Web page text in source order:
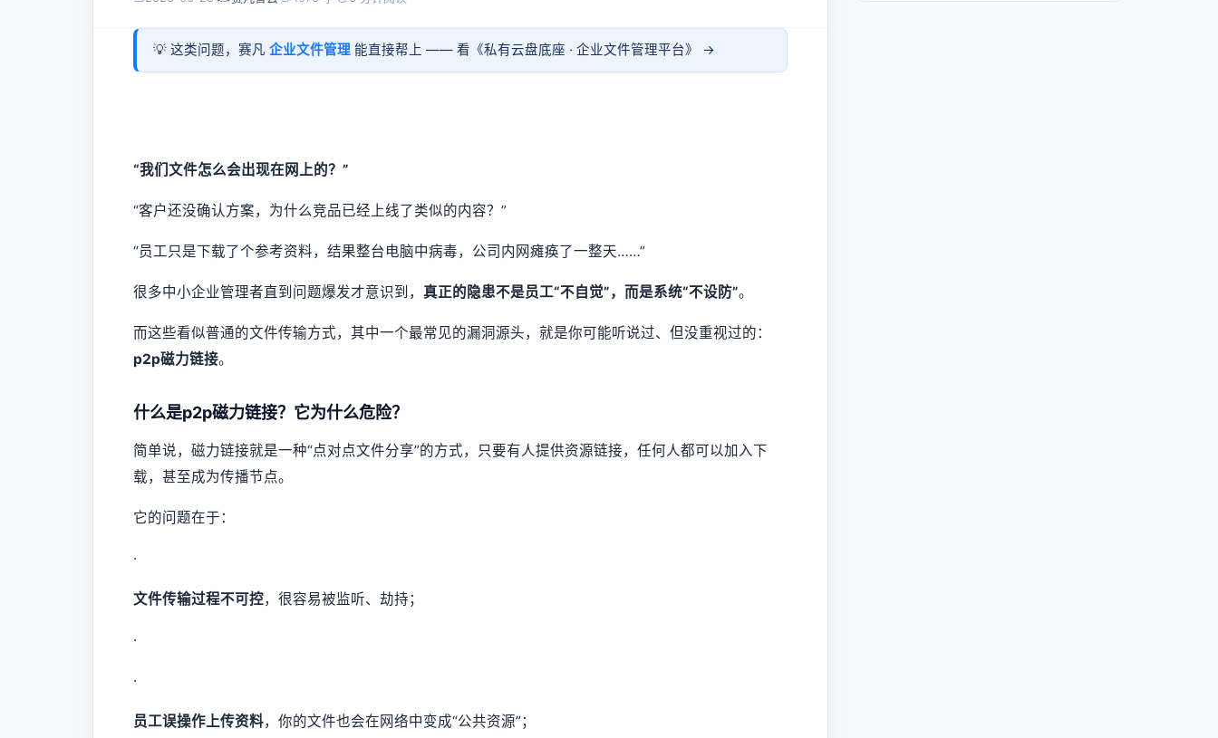
💡 这类问题，赛凡 企业文件管理 能直接帮上 —— 看《私有云盘底座 · 企业文件管理平台》 →
“我们文件怎么会出现在网上的？”
“客户还没确认方案，为什么竞品已经上线了类似的内容？”
“员工只是下载了个参考资料，结果整台电脑中病毒，公司内网瘫痪了一整天……”
很多中小企业管理者直到问题爆发才意识到， 真正的隐患不是员工“不自觉”，而是系统“不设防”。
而这些看似普通的文件传输方式，其中一个最常见的漏洞源头，就是你可能听说过、但没重视过的：
p2p磁力链接。
什么是p2p磁力链接？它为什么危险？
简单说，磁力链接就是一种“点对点文件分享”的方式，只要有人提供资源链接，任何人都可以加入下
载，甚至成为传播节点。
它的问题在于：
·
文件传输过程不可控，很容易被监听、劫持；
·
·
员工误操作上传资料，你的文件也会在网络中变成“公共资源”；